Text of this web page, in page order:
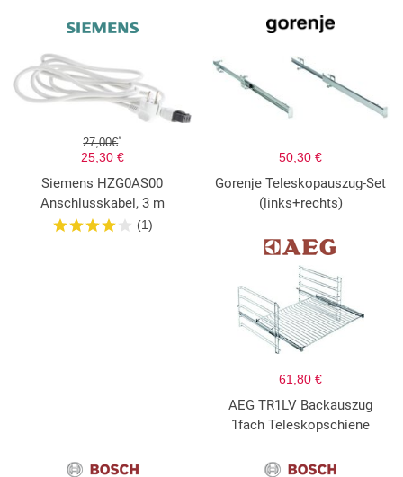
27,00€*
25,30 €
Siemens HZG0AS00
Anschlusskabel, 3 m
(1)
50,30 €
Gorenje Teleskopauszug-Set
(links+rechts)
61,80 €
AEG TR1LV Backauszug
1fach Teleskopschiene